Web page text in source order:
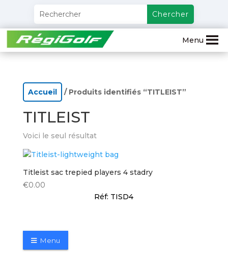
Menu
Accueil / Produits identifiés “TITLEIST”
TITLEIST
Voici le seul résultat
Titleist sac trepied players 4 stadry
€0.00
Réf: TISD4
Menu